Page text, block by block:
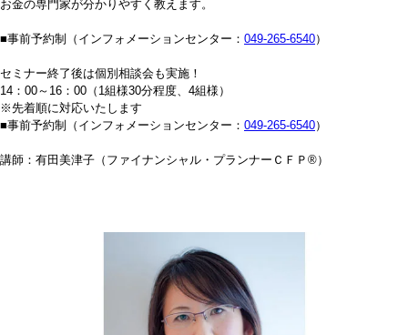
お金の専門家が分かりやすく教えます。
■事前予約制（インフォメーションセンター： 049-265-6540）
セミナー終了後は個別相談会も実施！
14：00～16：00（1組様30分程度、4組様）
※先着順に対応いたします
■事前予約制（インフォメーションセンター： 049-265-6540）
講師：有田美津子（ファイナンシャル・プランナーＣＦＰ®）